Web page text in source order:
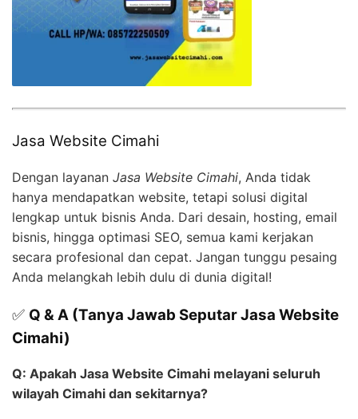
Jasa Website Cimahi
Dengan layanan Jasa Website Cimahi, Anda tidak
hanya mendapatkan website, tetapi solusi digital
lengkap untuk bisnis Anda. Dari desain, hosting, email
bisnis, hingga optimasi SEO, semua kami kerjakan
secara profesional dan cepat. Jangan tunggu pesaing
Anda melangkah lebih dulu di dunia digital!
✅ Q & A (Tanya Jawab Seputar Jasa Website
Cimahi)
Q: Apakah Jasa Website Cimahi melayani seluruh
wilayah Cimahi dan sekitarnya?